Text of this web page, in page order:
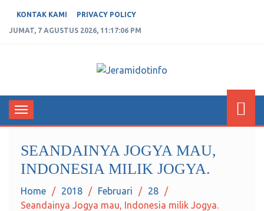
KONTAK KAMI PRIVACY POLICY
JUMAT, 7 AGUSTUS 2026, 11:17:06 PM
JERAMIDOTINFO
Toggle
navigation
SEANDAINYA JOGYA MAU,
INDONESIA MILIK JOGYA.
Home 2018 Februari
28
Seandainya Jogya mau, Indonesia milik Jogya.